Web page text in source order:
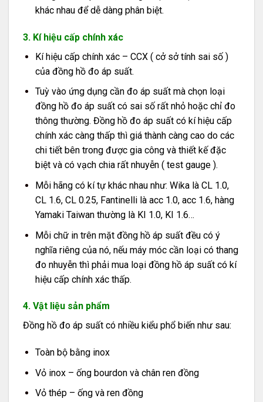
khác nhau để dễ dàng phân biệt.
3. Kí hiệu cấp chính xác
Kí hiệu cấp chính xác – CCX ( cở sở tính sai số )
của đồng hồ đo áp suất.
Tuỳ vào ứng dụng cần đo áp suất mà chọn loại
đồng hồ đo áp suất có sai số rất nhỏ hoặc chỉ đo
thông thường. Đồng hồ đo áp suất có kí hiệu cấp
chính xác càng thấp thì giá thành càng cao do các
chi tiết bên trong được gia công và thiết kế đặc
biệt và có vạch chia rất nhuyễn ( test gauge ).
Mỗi hãng có kí tự khác nhau như: Wika là CL 1.0,
CL 1.6, CL 0.25, Fantinelli là acc 1.0, acc 1.6, hàng
Yamaki Taiwan thường là KI 1.0, KI 1.6…
Mỗi chữ in trên mặt đồng hồ áp suất đều có ý
nghĩa riêng của nó, nếu máy móc cần loại có thang
đo nhuyễn thì phải mua loại đồng hồ áp suất có kí
hiệu cấp chính xác thấp.
4. Vật liệu sản phẩm
Đồng hồ đo áp suất có nhiều kiểu phổ biến như sau:
Toàn bộ bằng inox
Vỏ inox – ống bourdon và chân ren đồng
Vỏ thép – ống và ren đồng